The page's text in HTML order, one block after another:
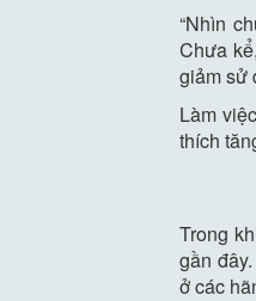
“Nhìn
Chưa
giảm sử
Làm
thích
Trong
gần
ở các